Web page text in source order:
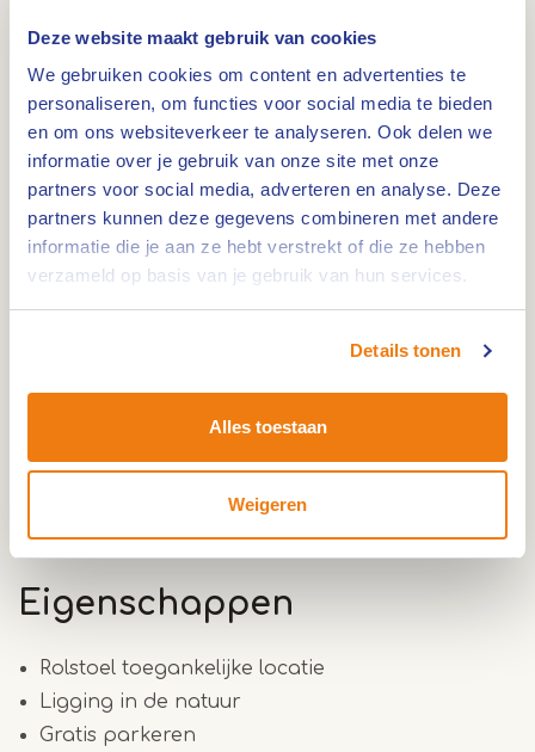
Deze website maakt gebruik van cookies
We gebruiken cookies om content en advertenties te
personaliseren, om functies voor social media te bieden
en om ons websiteverkeer te analyseren. Ook delen we
informatie over je gebruik van onze site met onze
partners voor social media, adverteren en analyse. Deze
partners kunnen deze gegevens combineren met andere
informatie die je aan ze hebt verstrekt of die ze hebben
verzameld op basis van je gebruik van hun services.
Details tonen
Alles toestaan
Weigeren
Roermond en Monchengladbach. Roermond met
uurtje rijden.
Ohlenforst Vis a Vis bestaat uit moderne
appartementen met een stijlvol interieur. De
appartementen zijn voorzien van een open
woonkamer met een flatscreen-tv en een minibar.
volledig uitgeruste keuken met een vaatwasser en
een koffiezetapparaat.
Eigenschappen
Rolstoel toegankelijke locatie
Ligging in de natuur
Gratis parkeren